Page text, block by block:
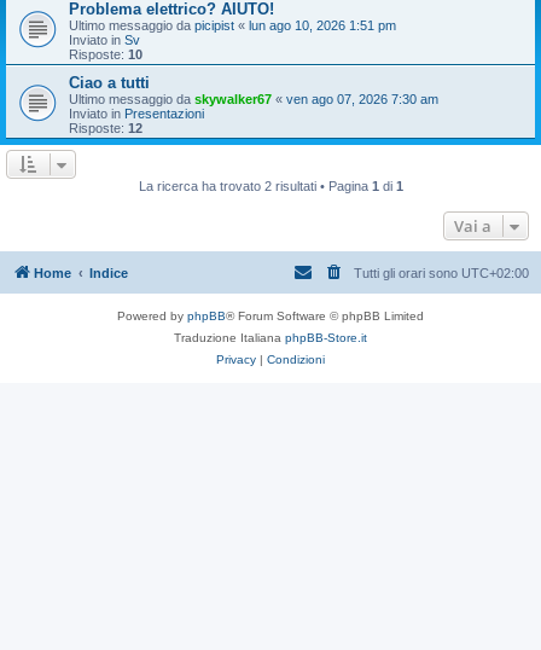
Problema elettrico? AIUTO!
Ultimo messaggio da picipist « lun ago 10, 2026 1:51 pm
Inviato in Sv
Risposte: 10
Ciao a tutti
Ultimo messaggio da skywalker67 « ven ago 07, 2026 7:30 am
Inviato in Presentazioni
Risposte: 12
La ricerca ha trovato 2 risultati • Pagina 1 di 1
Vai a
Home Indice Tutti gli orari sono UTC+02:00
Powered by phpBB® Forum Software © phpBB Limited
Traduzione Italiana phpBB-Store.it
Privacy | Condizioni